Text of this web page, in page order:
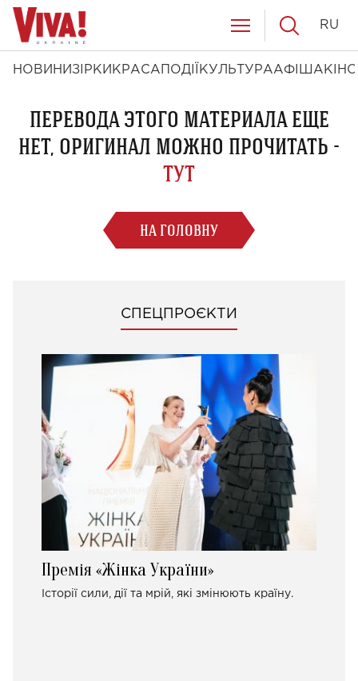
НОВИНИ ЗІРКИ КРАСА ПОДІЇ КУЛЬТУРААФІША КІНО
RU
ПЕРЕВОДА ЭТОГО МАТЕРИАЛА ЕЩЕ
НЕТ, ОРИГИНАЛ МОЖНО ПРОЧИТАТЬ -
ТУТ
НА ГОЛОВНУ
СПЕЦПРОЄКТИ
Премія «Жінка України»
Історії сили, дії та мрій, які змінюють країну.